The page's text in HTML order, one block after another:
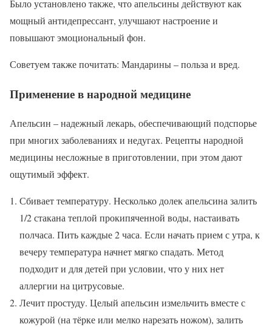
Было установлено также, что апельсины действуют как
мощный антидепрессант, улучшают настроение и
повышают эмоциональный фон.
Советуем также почитать: Мандарины – польза и вред.
Применение в народной медицине
Апельсин – надежный лекарь, обеспечивающий подспорье
при многих заболеваниях и недугах. Рецепты народной
медицины несложные в приготовлении, при этом дают
ощутимый эффект.
Сбивает температуру. Несколько долек апельсина залить
1/2 стакана теплой прокипяченной воды, настаивать
полчаса. Пить каждые 2 часа. Если начать прием с утра, к
вечеру температура начнет мягко спадать. Метод
подходит и для детей при условии, что у них нет
аллергии на цитрусовые.
Лечит простуду. Целый апельсин измельчить вместе с
кожурой (на тёрке или мелко нарезать ножом), залить